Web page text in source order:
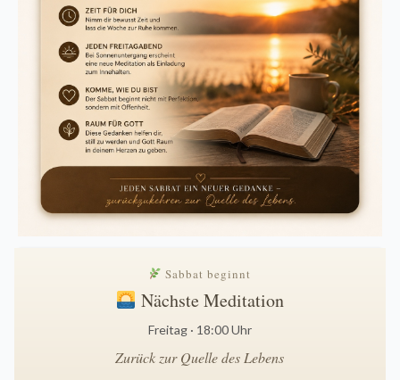
Sabbat beginnt
Nächste Meditation
Freitag · 18:00 Uhr
Zurück zur Quelle des Lebens